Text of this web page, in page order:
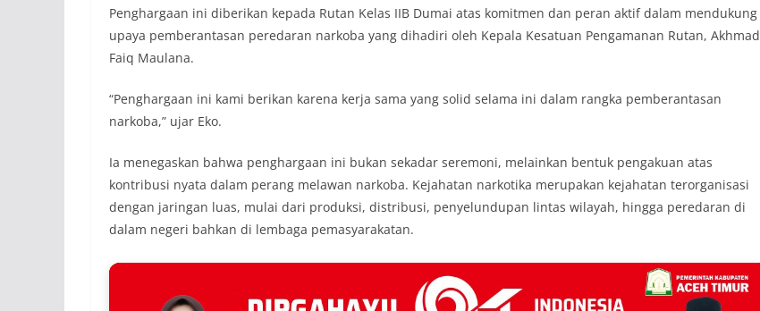
Penghargaan ini diberikan kepada Rutan Kelas IIB Dumai atas komitmen dan peran aktif dalam mendukung
upaya pemberantasan peredaran narkoba yang dihadiri oleh Kepala Kesatuan Pengamanan Rutan, Akhmad
Faiq Maulana.
“Penghargaan ini kami berikan karena kerja sama yang solid selama ini dalam rangka pemberantasan
narkoba,” ujar Eko.
Ia menegaskan bahwa penghargaan ini bukan sekadar seremoni, melainkan bentuk pengakuan atas
kontribusi nyata dalam perang melawan narkoba. Kejahatan narkotika merupakan kejahatan terorganisasi
dengan jaringan luas, mulai dari produksi, distribusi, penyelundupan lintas wilayah, hingga peredaran di
dalam negeri bahkan di lembaga pemasyarakatan.